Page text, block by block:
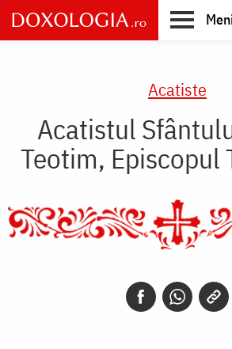
Skip
to
main
Acatiste
Acatistul
Teotim, Episcopul